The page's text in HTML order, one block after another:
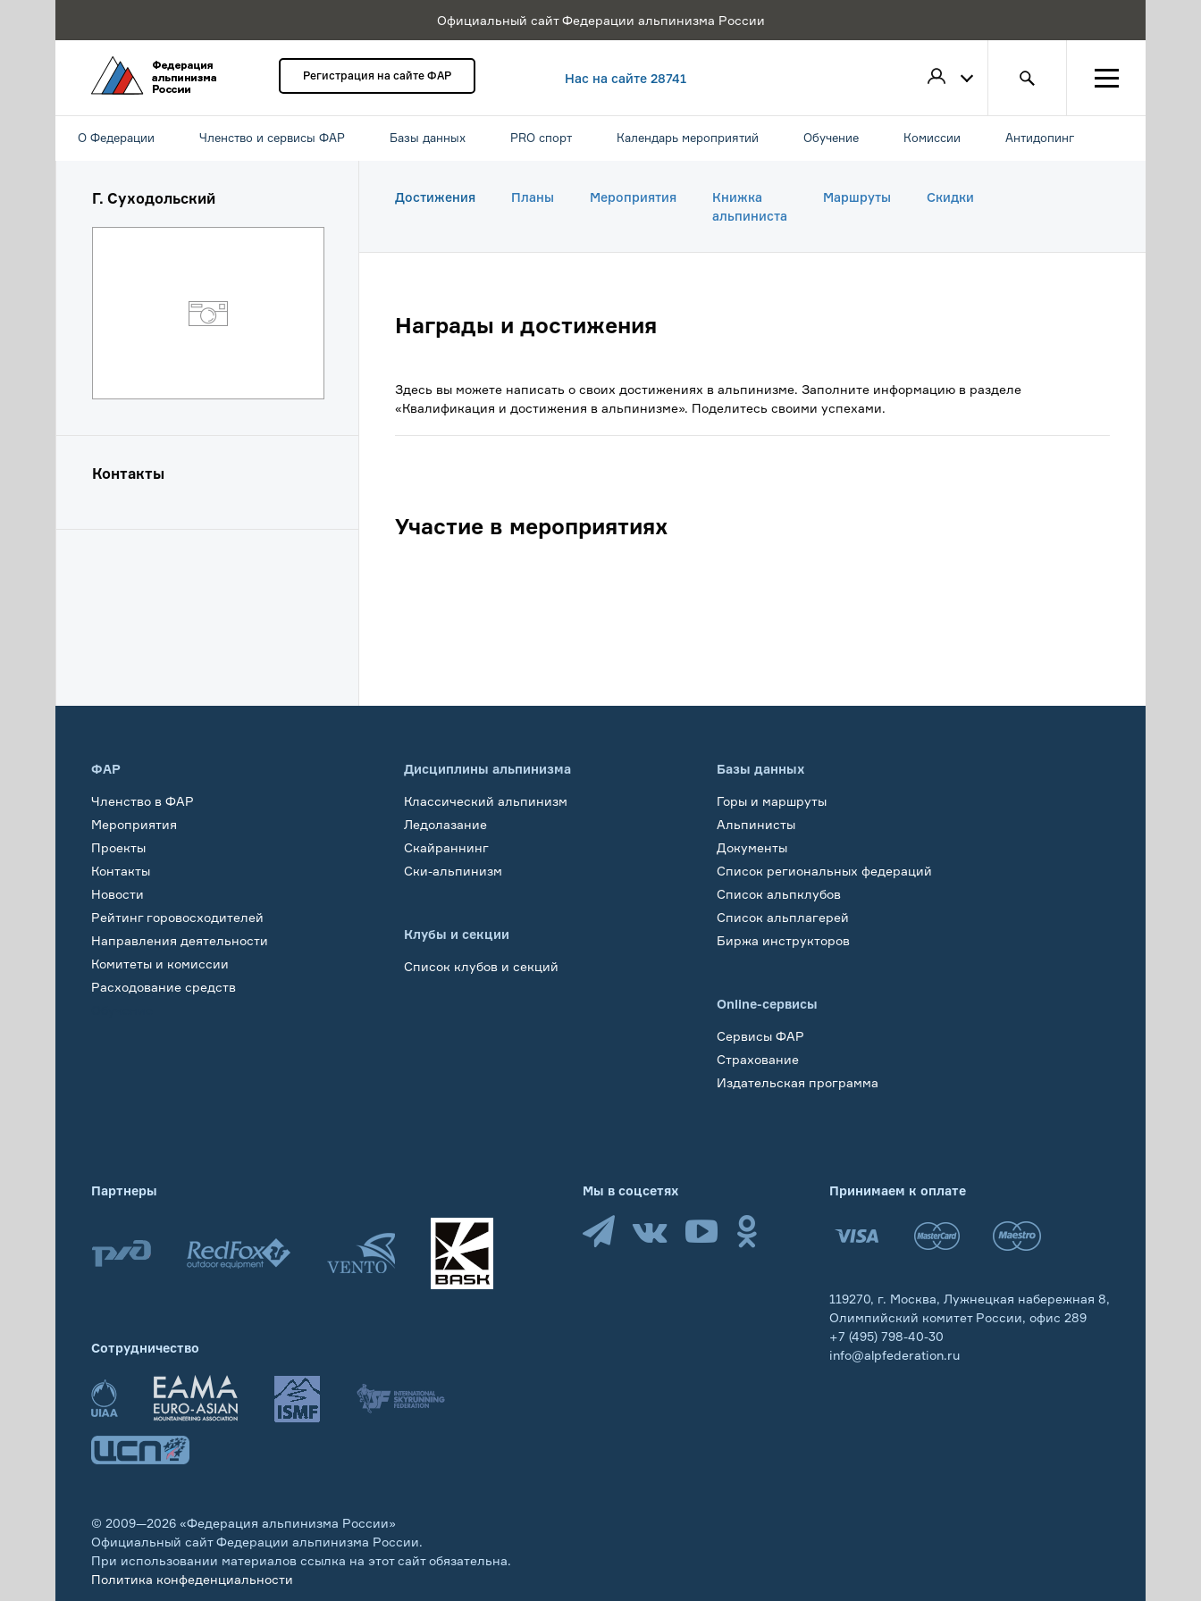
Официальный сайт Федерации альпинизма России
Регистрация на сайте ФАР Нас на сайте 28741
О Федерации Членство и сервисы ФАР Базы данных PRO спорт Календарь мероприятий Обучение Комиссии Антидопинг
Г. Суходольский
Контакты
Достижения Планы Мероприятия
Книжка
альпиниста
Маршруты Скидки
Награды и достижения
Здесь вы можете написать о своих достижениях в альпинизме. Заполните информацию в разделе
«Квалификация и достижения в альпинизме». Поделитесь своими успехами.
Участие в мероприятиях
ФАР
Членство в ФАР
Мероприятия
Проекты
Контакты
Новости
Рейтинг горовосходителей
Направления деятельности
Комитеты и комиссии
Расходование средств
Дисциплины альпинизма
Классический альпинизм
Ледолазание
Скайраннинг
Ски-альпинизм
Клубы и секции
Список клубов и секций
Базы данных
Горы и маршруты
Альпинисты
Документы
Список региональных федераций
Список альпклубов
Список альплагерей
Биржа инструкторов
Online-сервисы
Сервисы ФАР
Страхование
Издательская программа
Партнеры
Сотрудничество
© 2009—2026 «Федерация альпинизма России»
Официальный сайт Федерации альпинизма России.
При использовании материалов ссылка на этот сайт обязательна.
Политика конфеденциальности
Принимаем к оплате
119270, г. Москва, Лужнецкая набережная 8,
Олимпийский комитет России, офис 289
+7 (495) 798-40-30
info@alpfederation.ru
Мы в соцсетях